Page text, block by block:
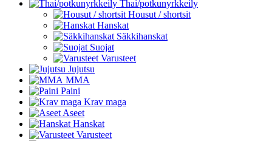
Thai/potkunyrkkeily
Housut / shortsit
Hanskat
Säkkihanskat
Suojat
Varusteet
Jujutsu
MMA
Paini
Krav maga
Aseet
Hanskat
Varusteet